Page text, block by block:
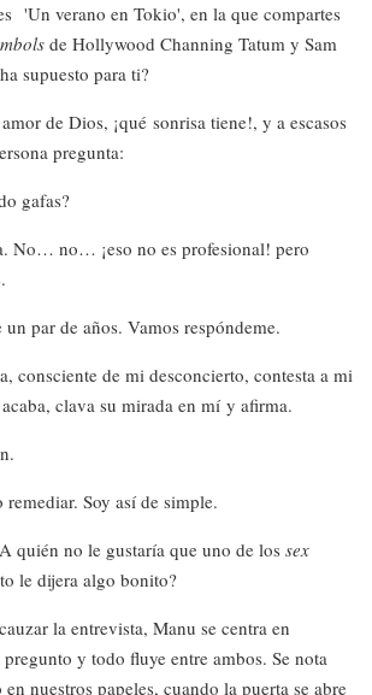
'Un verano en Tokio', en la que compartes
de Hollywood Channing Tatum y Sam
supuesto para ti?
de Dios, ¡qué sonrisa tiene!, y a escasos
pregunta:
gafas?
No… no… ¡eso no es profesional! pero
un par de años. Vamos respóndeme.
consciente de mi desconcierto, contesta a mi
clava su mirada en mí y afirma.
Soy así de simple.
quién no le gustaría que uno de los sex
le dijera algo bonito?
la entrevista, Manu se centra en
y todo fluye entre ambos. Se nota
en nuestros papeles, cuando la puerta se abre